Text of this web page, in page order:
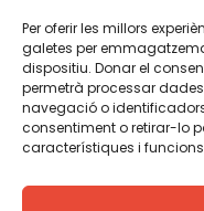
Per oferir les millors
galetes per
dispositiu. Donar el
permetrà processar
navegació o
consentiment o retirar-lo
característiques i
TWT YTB IG
Aviso legalPolítica
Creemos que el